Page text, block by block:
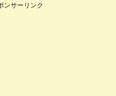
ンサーリンク